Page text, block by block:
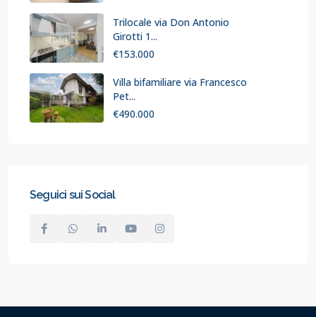
Trilocale via Don Antonio
Girotti 1...
€153.000
Villa bifamiliare via Francesco
Pet...
€490.000
Seguici sui Social